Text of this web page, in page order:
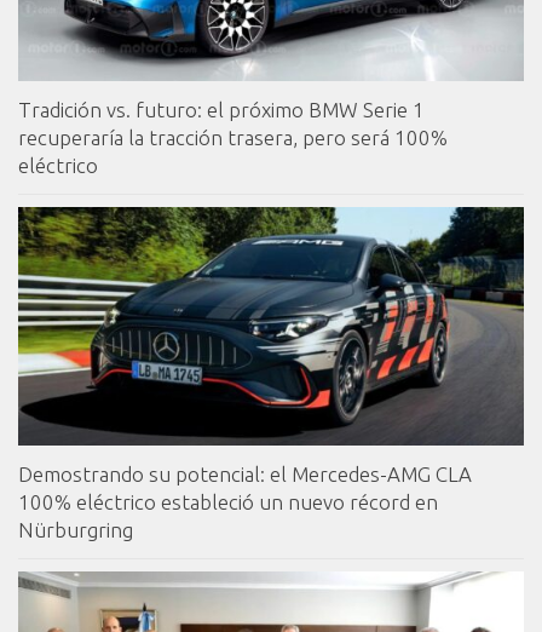
Tradición vs. futuro: el próximo BMW Serie 1
recuperaría la tracción trasera, pero será 100%
eléctrico
Demostrando su potencial: el Mercedes-AMG CLA
100% eléctrico estableció un nuevo récord en
Nürburgring